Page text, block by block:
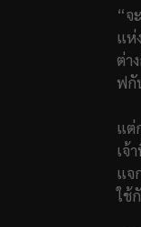
“จ
แห่
ต่า
ฟกั
แต่
เจ้
แจ
ใช้